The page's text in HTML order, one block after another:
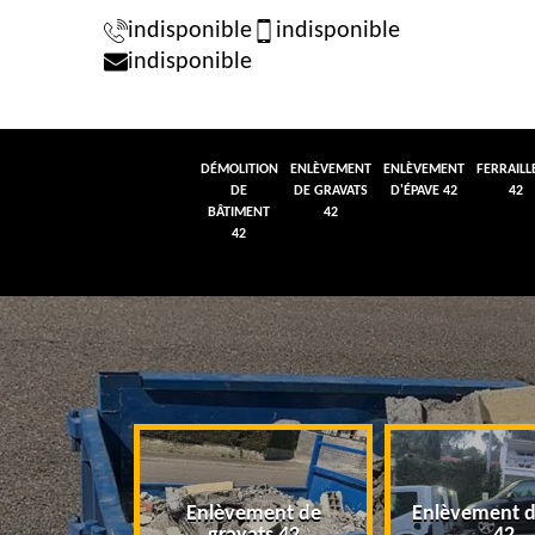
indisponible
indisponible
indisponible
DÉMOLITION
DE
BÂTIMENT
42
ENLÈVEMENT
DE GRAVATS
42
ENLÈVEMENT
D'ÉPAVE 42
42
de
Enlèvement de
Enlèvement